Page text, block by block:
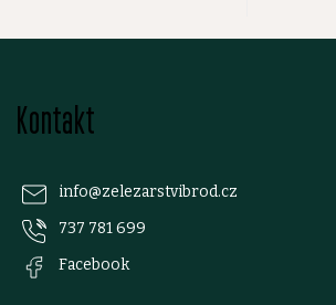
Kontakt
info@zelezarstvibrod.cz
737 781 699
Facebook